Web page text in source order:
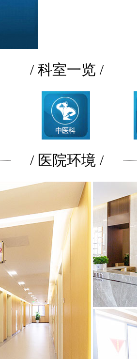
/ 科室一览 /
/ 医院环境 /